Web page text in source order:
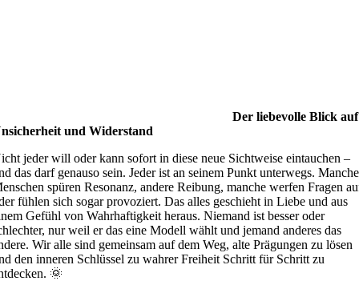
Der liebevolle Blick auf
und Widerstand
jeder will oder kann sofort in diese neue Sichtweise eintauchen –
das darf genauso sein. Jeder ist an seinem Punkt unterwegs. Manche
spüren Resonanz, andere Reibung, manche werfen Fragen
fühlen sich sogar provoziert. Das alles geschieht in Liebe und aus
Gefühl von Wahrhaftigkeit heraus. Niemand ist besser oder
nur weil er das eine Modell wählt und jemand anderes das
Wir alle sind gemeinsam auf dem Weg, alte Prägungen zu lösen
den inneren Schlüssel zu wahrer Freiheit Schritt für Schritt zu
🌞